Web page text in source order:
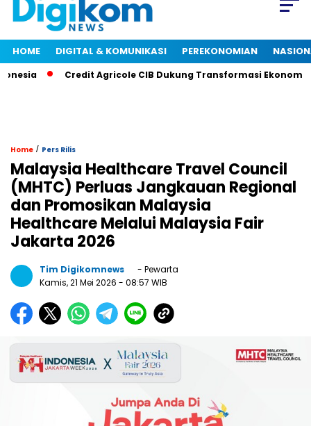
HOME DIGITAL & KOMUNIKASI PEREKONOMIAN
Credit Agricole CIB Dukung Transformasi Ekonomi
Home / Pers Rilis
Malaysia Healthcare Travel Council
(MHTC) Perluas Jangkauan Regional
dan Promosikan Malaysia
Healthcare Melalui Malaysia Fair
Jakarta 2026
Tim Digikomnews
- Pewarta
Kamis, 21 Mei 2026 - 08:57 WIB